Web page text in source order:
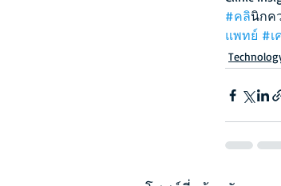
#คลนิกค
แพทย์ #เ